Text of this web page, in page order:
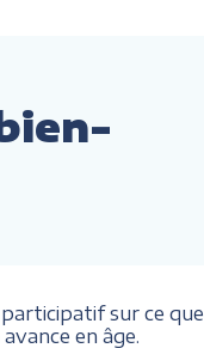
sur ce que
en âge.